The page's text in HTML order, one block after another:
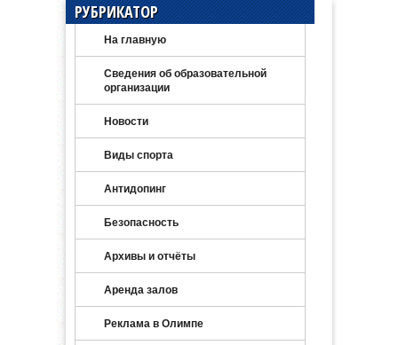
РУБРИКАТОР
На главную
Сведения об образовательной
организации
Новости
Виды спорта
Антидопинг
Безопасность
Архивы и отчёты
Аренда залов
Реклама в Олимпе